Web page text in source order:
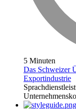
5 Minuten
Das Schweizer
Exportindustrie